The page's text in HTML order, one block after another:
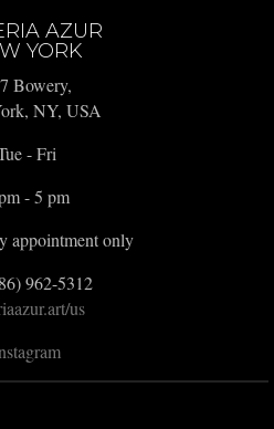
AZUR
YORK
Bowery,
NY, USA
- Fri
- 5 pm
appointment only
962-5312
us